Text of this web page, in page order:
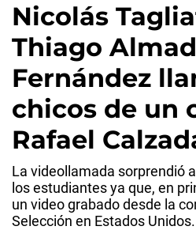
Nicolás
Thiago
Fernández
chicos de un
Rafael
La videollamada sorprendió
los estudiantes ya que, en
un video grabado desde la
Selección en Estados Unidos.